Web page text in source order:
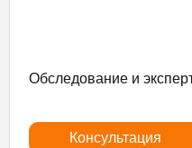
Обследование и
Консультация